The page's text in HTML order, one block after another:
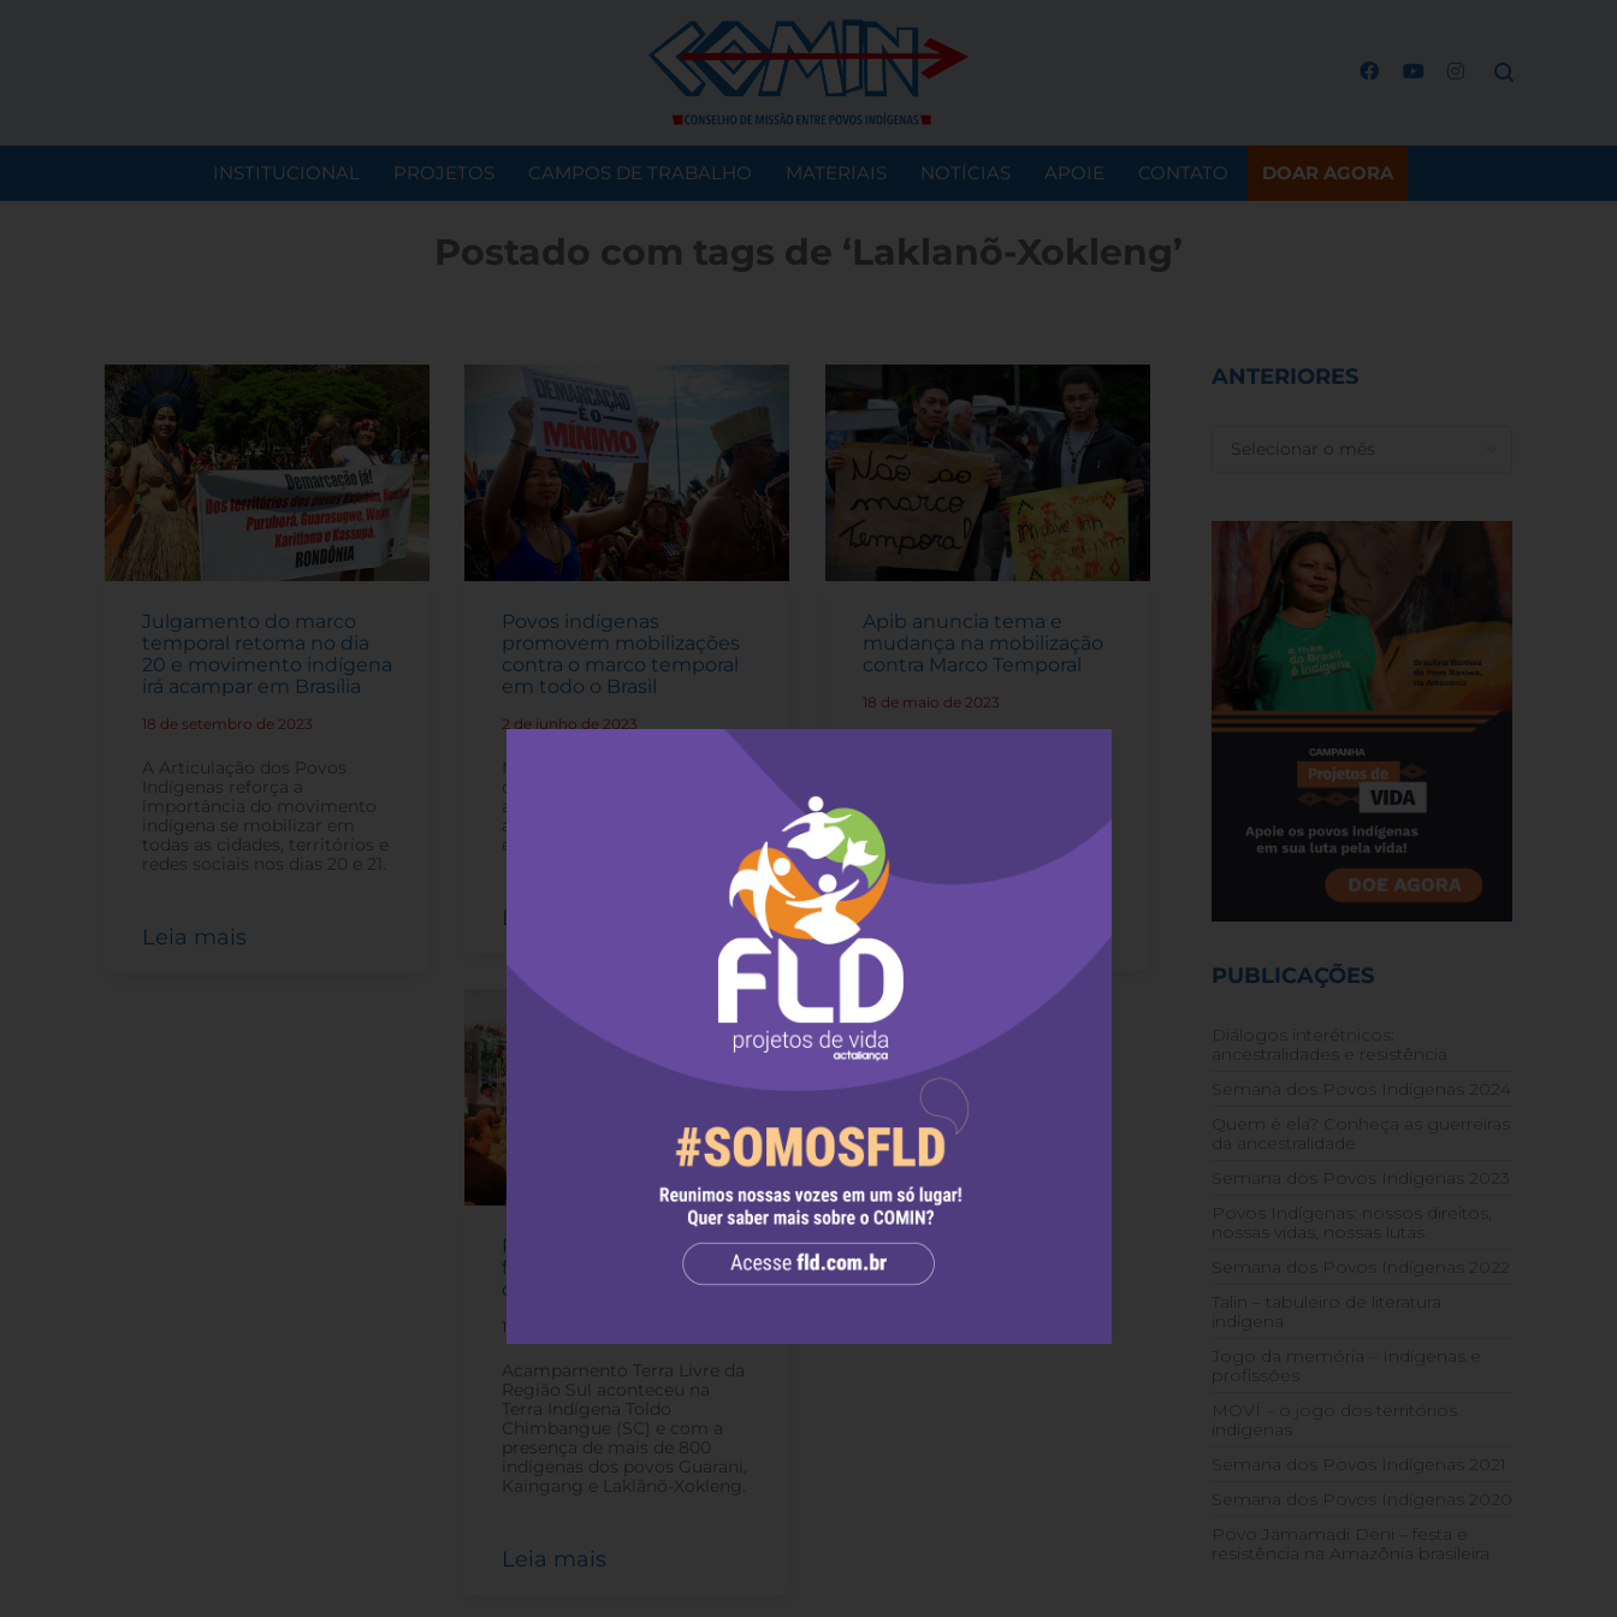
INSTITUCIONAL PROJETOS CAMPOS DE TRABALHO MATERIAIS NOTÍCIAS APOIE CONTATO DOAR AGORA
Postado com tags de ‘Laklanõ-Xokleng’
Julgamento do marco
temporal retoma no dia
20 e movimento indígena
irá acampar em Brasília
18 de setembro de 2023
A Articulação dos Povos
Indígenas reforça a
importância do movimento
indígena se mobilizar em
todas as cidades, territórios e
redes sociais nos dias 20 e 21.
Leia mais
Povos indígenas
promovem mobilizações
contra o marco temporal
em todo o Brasil
2 de junho de 2023
Mobilizações acontecem
durante a semana do meio
ambiente e após um ano do
assassinato de Bruno Pereira
e Dom Phillips.
Leia mais
Apib anuncia tema e
mudança na mobilização
contra Marco Temporal
18 de maio de 2023
climática; julgamento contra
o Marco Temporal está
previsto para o dia 7.
Leia mais
Povos da região Sul
fortalecem suas lutas
durante o 4º ATL Sul
12 de setembro de 2022
Acampamento Terra Livre da
Região Sul aconteceu na
Terra Indígena Toldo
Chimbangue (SC) e com a
presença de mais de 800
indígenas dos povos Guarani,
Kaingang e Laklãnõ-Xokleng.
Leia mais
ANTERIORES
PUBLICAÇÕES
Diálogos interétnicos:
ancestralidades e resistência
Semana dos Povos Indígenas 2024
Quem é ela? Conheça as guerreiras
da ancestralidade
Semana dos Povos Indígenas 2023
Povos Indígenas: nossos direitos,
nossas vidas, nossas lutas
Semana dos Povos Indígenas 2022
Talin – tabuleiro de literatura
indígena
Jogo da memória – Indígenas e
profissões
MOVÍ – o jogo dos territórios
indígenas
Semana dos Povos Indígenas 2021
Semana dos Povos Indígenas 2020
Povo Jamamadi Deni – festa e
resistência na Amazônia brasileira